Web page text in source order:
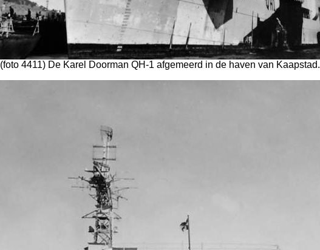
(foto 4411) De Karel Doorman QH-1 afgemeerd in de haven van Kaapstad.